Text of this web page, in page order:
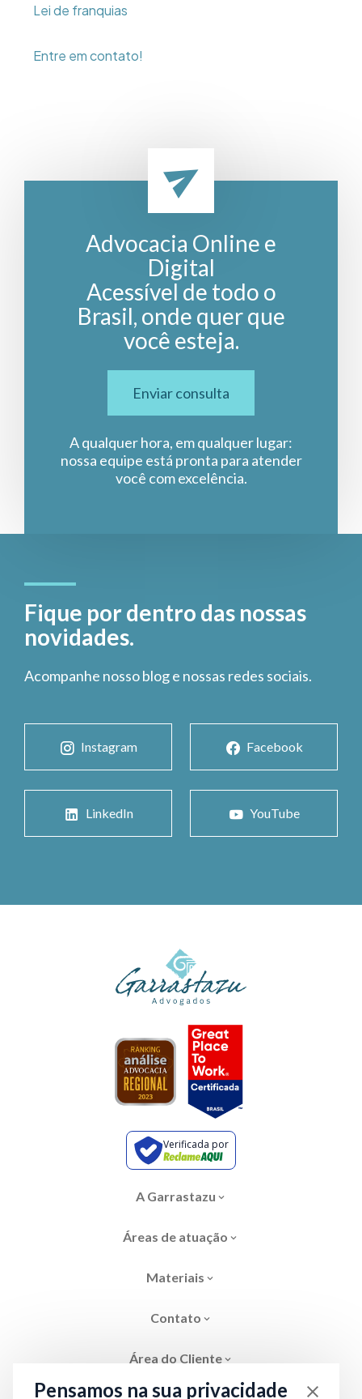
Lei de franquias
Entre em contato!
Advocacia Online e
Digital
Acessível de todo o
Brasil, onde quer que
você esteja.
Enviar consulta
A qualquer hora, em qualquer lugar:
nossa equipe está pronta para atender
você com excelência.
Fique por dentro das nossas
novidades.
Acompanhe nosso blog e nossas redes sociais.
Instagram Facebook
LinkedIn YouTube
Verificada por
A Garrastazu
Áreas de atuação
Materiais
Contato
Área do Cliente
Pensamos na sua privacidade